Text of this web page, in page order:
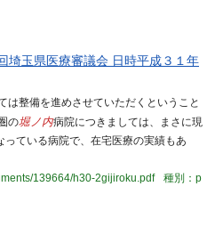
埼玉県医療審議会 日時平成３１年
は整備を進めさせていただくということ
の堀ノ内病院につきましては、まさに現
ている病院で、在宅医療の実績もあ
139664/h30-2gijiroku.pdf
種別：p